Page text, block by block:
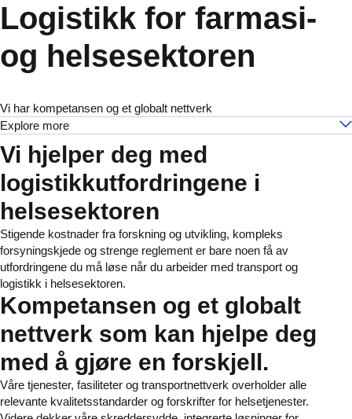
Logistikk for farmasi-
og helsesektoren
Vi har kompetansen og et globalt nettverk
Explore more
Vi hjelper deg med
logistikkutfordringene i
helsesektoren
Stigende kostnader fra forskning og utvikling, kompleks
forsyningskjede og strenge reglement er bare noen få av
utfordringene du må løse når du arbeider med transport og
logistikk i helsesektoren.
Kompetansen og et globalt
nettverk som kan hjelpe deg
med å gjøre en forskjell.
Våre tjenester, fasiliteter og transportnettverk overholder alle
relevante kvalitetsstandarder og forskrifter for helsetjenester.